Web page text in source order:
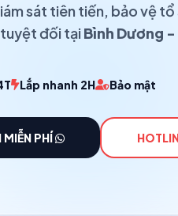
sát tiên tiến, bảo vệ
đối tại Bình Dương -
Lắp nhanh 2H Bảo mật
MIỄN PHÍ